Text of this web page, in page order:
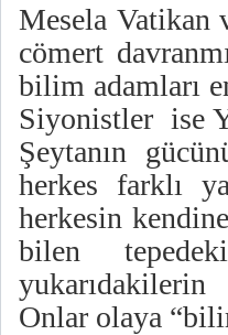
Mesela Vatikan
cömert
bilim adamları
Siyonistler ise
Şeytanın
herkes farklı
herkesin
bilen
Onlar olaya